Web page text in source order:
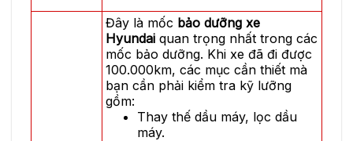
Đây là mốc bảo dưỡng xe
Hyundai quan trọng nhất trong các
mốc bảo dưỡng. Khi xe đã đi được
100.000km, các mục cần thiết mà
bạn cần phải kiểm tra kỹ lưỡng
gồm:
Thay thế dầu máy, lọc dầu
máy.